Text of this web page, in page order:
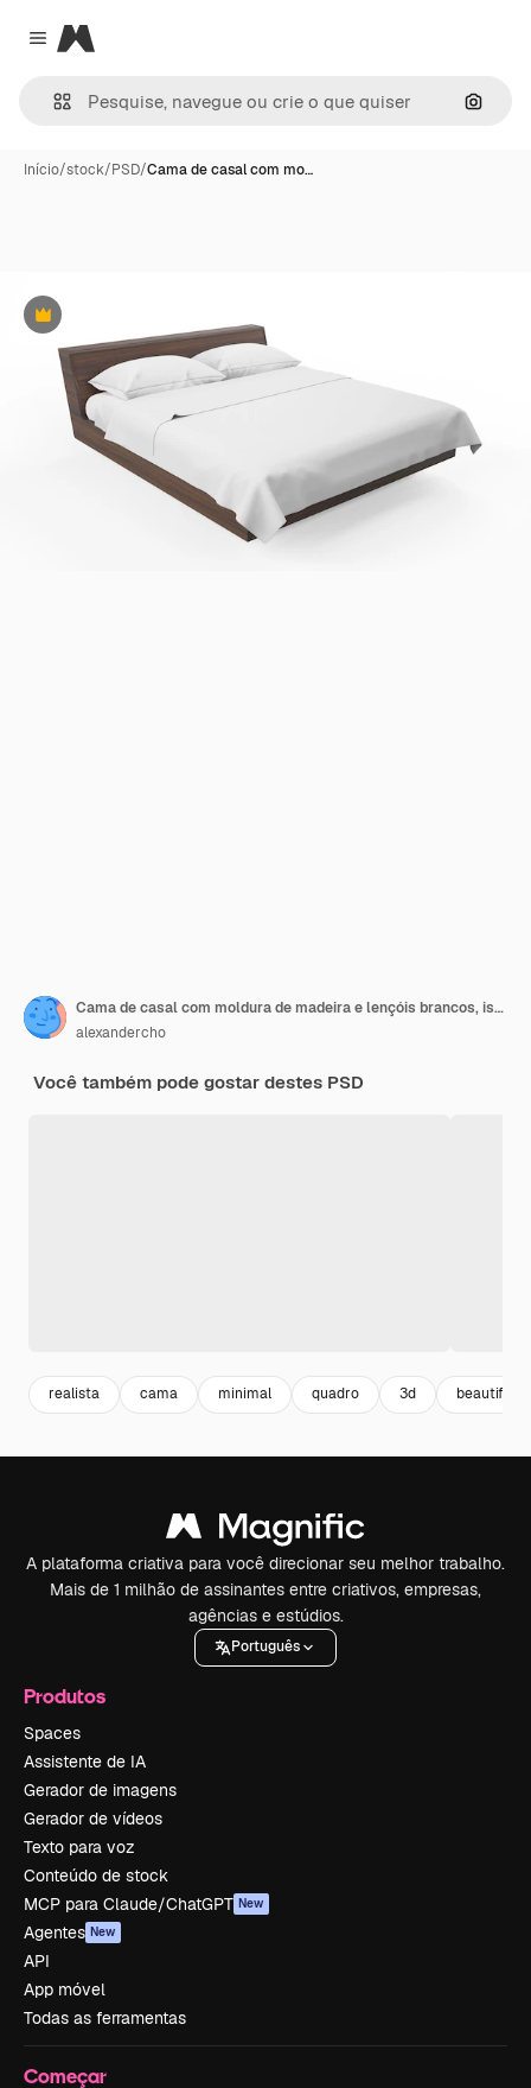
Close menu
Magnific
Início/stock/PSD/Cama de casal com mo…
Premium
Cama de casal com moldura de madeira e lençóis brancos, isolados
alexandercho
Você também pode gostar destes PSD
realista cama minimal quadro 3d beautiful
A plataforma criativa para você direcionar seu melhor trabalho.
Mais de 1 milhão de assinantes entre criativos, empresas,
agências e estúdios.
Português
Produtos
Spaces
Assistente de IA
Gerador de imagens
Gerador de vídeos
Texto para voz
Conteúdo de stock
MCP para Claude/ChatGPT New
Agentes New
API
App móvel
Todas as ferramentas
Começar